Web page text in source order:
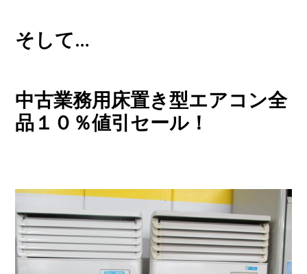
そして…
中古業務用床置き型エアコン全
品１０％値引セール！